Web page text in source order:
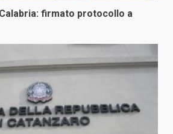
firmato protocollo a